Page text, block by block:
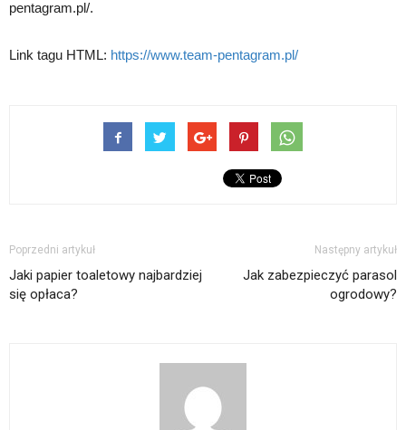
pentagram.pl/.
Link tagu HTML: https://www.team-pentagram.pl/
Poprzedni artykuł
Jaki papier toaletowy najbardziej
się opłaca?
Następny artykuł
Jak zabezpieczyć parasol
ogrodowy?